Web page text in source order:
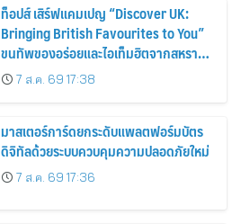
ท็อปส์ เสิร์ฟแคมเปญ “Discover UK:
Bringing British Favourites to You”
ขนทัพของอร่อยและไอเท็มฮิตจากสหราช
อาณาจักร ส่งตรงถึงมือตั้งแต่วันนี้ – 18
สิงหาคมนี้
7 ส.ค. 69 17:38
มาสเตอร์การ์ดยกระดับแพลตฟอร์มบัตร
ดิจิทัลด้วยระบบควบคุมความปลอดภัยใหม่
7 ส.ค. 69 17:36